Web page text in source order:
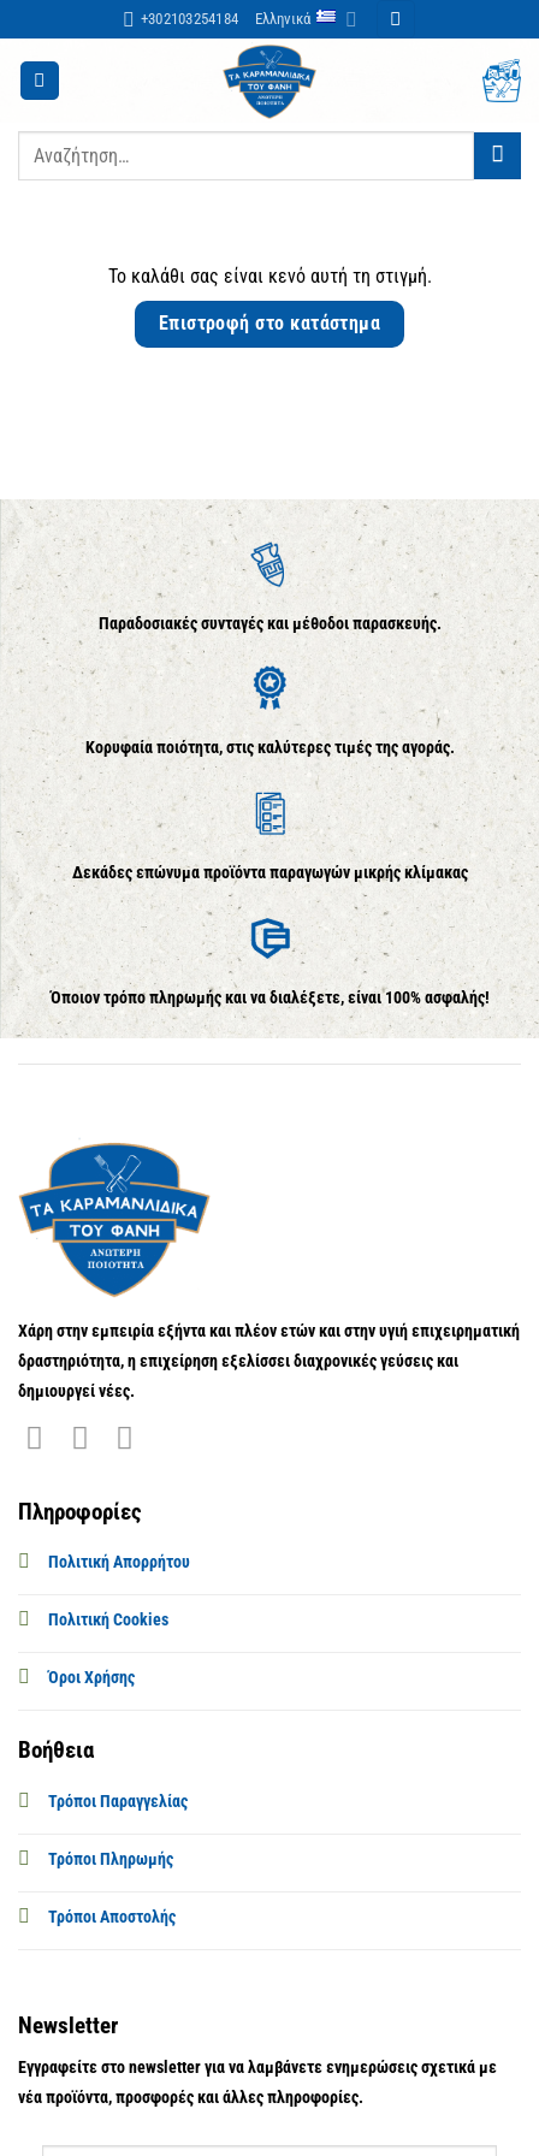
στο
περιεχόμενο
+302103254184 Ελληνικά
Αναζήτηση
Το καλάθι σας είναι κενό αυτή τη στιγμή.
Επιστροφή στο κατάστημα
Παραδοσιακές συνταγές και μέθοδοι παρασκευής.
Κορυφαία ποιότητα, στις καλύτερες τιμές της αγοράς.
Δεκάδες επώνυμα προϊόντα παραγωγών μικρής κλίμακας
Όποιον τρόπο πληρωμής και να διαλέξετε, είναι 100% ασφαλής!
Χάρη στην εμπειρία εξήντα και πλέον ετών και στην υγιή επιχειρηματική
δραστηριότητα, η επιχείρηση εξελίσσει διαχρονικές γεύσεις και
δημιουργεί νέες.
Πληροφορίες
Πολιτική Απορρήτου
Πολιτική Cookies
Όροι Χρήσης
Βοήθεια
Τρόποι Παραγγελίας
Τρόποι Πληρωμής
Τρόποι Αποστολής
Newsletter
Εγγραφείτε στο newsletter για να λαμβάνετε ενημερώσεις σχετικά με
νέα προϊόντα, προσφορές και άλλες πληροφορίες.